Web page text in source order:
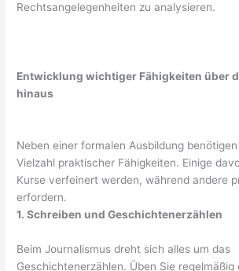
Rechtsangelegenheiten zu analysieren.
Entwicklung wichtiger Fähigkeiten über
hinaus
Neben einer formalen Ausbildung
Vielzahl praktischer Fähigkeiten. Einige
Kurse verfeinert werden, während andere
erfordern.
1. Schreiben und Geschichtenerzählen
Beim Journalismus dreht sich alles um das
Geschichtenerzählen. Üben Sie regelmäßig